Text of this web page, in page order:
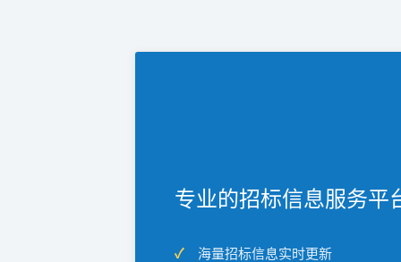
专业的招标信息服务平
海量招标信息实时更新